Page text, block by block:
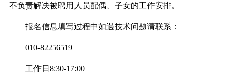
不负责解决被聘用人员配偶、子女的工作安排。
报名信息填写过程中如遇技术问题请联系：
010-82256519
工作日8:30-17:00